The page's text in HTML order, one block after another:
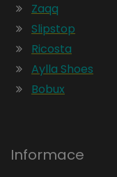
Zaqq
Slipstop
Ricosta
Aylla Shoes
Bobux
Informace